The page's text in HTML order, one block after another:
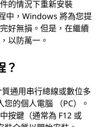
的情況下重新安裝
中，Windows 將為您提
好無損。但是，在繼續
以防萬一。
？
通用串行總線或數位多
的個人電腦 （PC）。
按鍵（通常為 F12 或